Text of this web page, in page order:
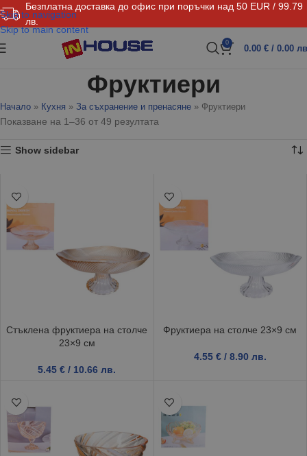
Безплатна доставка до офис при поръчки над 50 EUR / 99.79
лв.
Skip to navigation
Skip to main content
0
0.00 € / 0.00
Фруктиери
Начало » Кухня » За съхранение и пренасяне » Фруктиери
Показване на 1–36 от 49 резултата
Show sidebar
Стъклена фруктиера на столче
23×9 см
5.45€ / 10.66 лв.
Фруктиера на столче 23×9 см
4.55 € / 8.90 лв.